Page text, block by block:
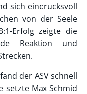
sich eindrucksvoll
von der Seele
Erfolg zeigte die
Reaktion und
der ASV schnell
setzte Max Schmid